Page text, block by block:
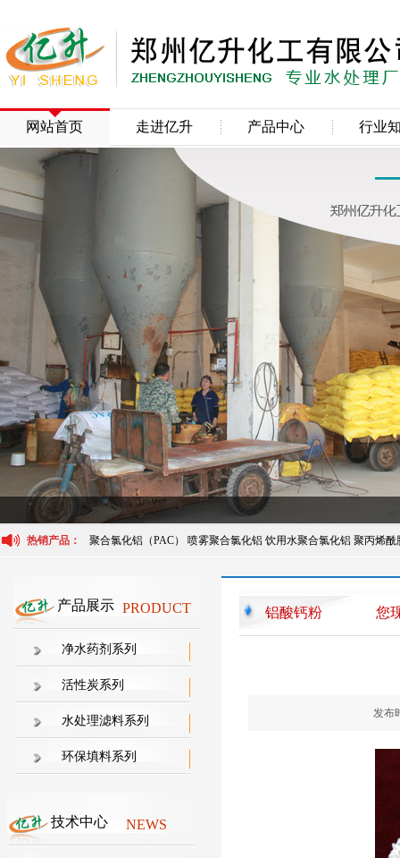
网站首页 走进亿升 产品中心 行业
热销产品： 聚合氯化铝（PAC） 喷雾聚合氯化铝 饮用水聚合氯化铝 聚丙烯酰
PRODUCT
产品展示
净水药剂系列
活性炭系列
水处理滤料系列
环保填料系列
NEWS
技术中心
您
铝酸钙粉
发布